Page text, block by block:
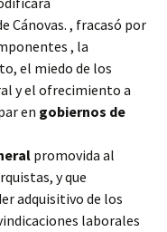
Cánovas. , fracasó por
, la
el miedo de los
y el ofrecimiento a
en gobiernos de
promovida al
y que
adquisitivo de los
laborales